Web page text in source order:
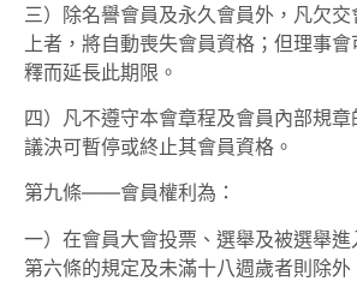
三）除名譽會員及永久會員外，凡欠
上者，將自動喪失會員資格；但理事
釋而延長此期限。
四）凡不遵守本會章程及會員內部規
議決可暫停或終止其會員資格。
第九條——會員權利為：
一）在會員大會投票、選舉及被選舉
第六條的規定及未滿十八週歲者則除外